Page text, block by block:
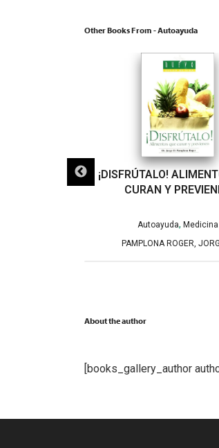
Other Books From - Autoayuda
A UN
¡DISFRÚTALO!
CURAN Y
Autoayuda, Medicina
PAMPLONA ROGER,
About the author
[books_gallery_author